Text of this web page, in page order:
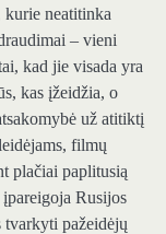
neatitinka
– vieni
kad jie visada yra
kas įžeidžia, o
už atitiktį
filmų
plačiai paplitusią
Rusijos
tvarkyti pažeidėjų